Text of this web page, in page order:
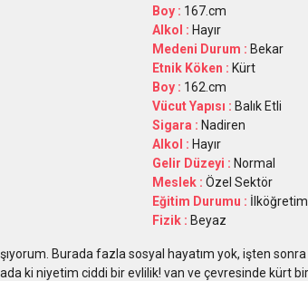
Boy : 167.cm
Alkol : Hayır
Medeni Durum : Bekar
Etnik Köken : Kürt
Boy : 162.cm
Vücut Yapısı : Balık Etli
Sigara : Nadiren
Alkol : Hayır
Gelir Düzeyi : Normal
Meslek : Özel Sektör
Eğitim Durumu :
Fizik : Beyaz
Burada fazla sosyal hayatım yok, işten
ki niyetim ciddi bir evlilik! van ve çevresinde kürt